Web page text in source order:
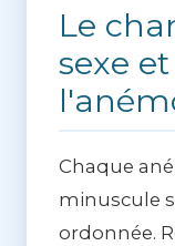
Le
sexe
Chaque
minuscule
ordonnée.